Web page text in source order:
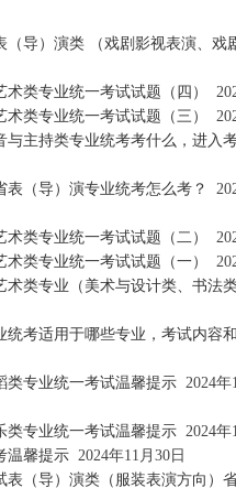
（导）演类 （戏剧影视表演、戏
类专业统一考试试题（四）
类专业统一考试试题（三）
与主持类专业统考考什么，进入
表（导）演专业统考怎么考？
类专业统一考试试题（二）
类专业统一考试试题（一）
术类专业（美术与设计类、书法
统考适用于哪些专业，考试内容
类专业统一考试温馨提示2024年
类专业统一考试温馨提示2024年
温馨提示2024年11月30日
表（导）演类（服装表演方向）